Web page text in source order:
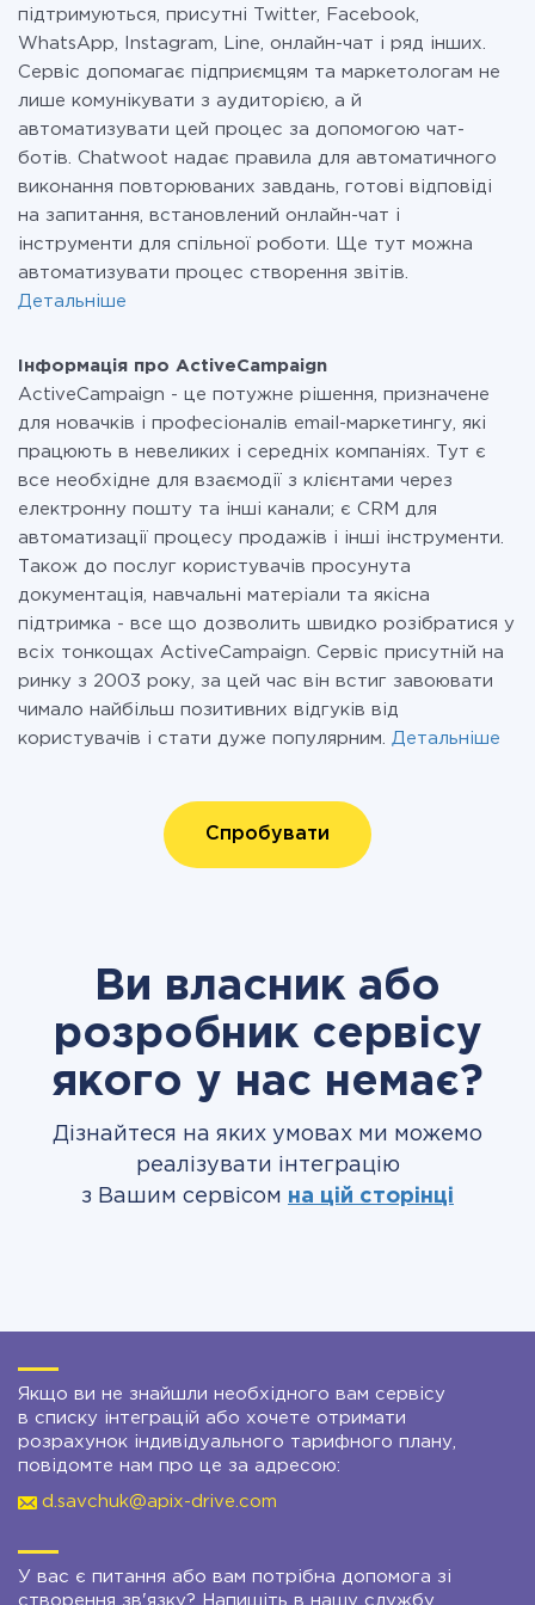
підтримуються, присутні Twitter, Facebook,
WhatsApp, Instagram, Line, онлайн-чат і ряд інших.
Сервіс допомагає підприємцям та маркетологам не
лише комунікувати з аудиторією, а й
автоматизувати цей процес за допомогою чат-
ботів. Chatwoot надає правила для автоматичного
виконання повторюваних завдань, готові відповіді
на запитання, встановлений онлайн-чат і
інструменти для спільної роботи. Ще тут можна
автоматизувати процес створення звітів.
Детальніше
Інформація про ActiveCampaign
ActiveCampaign - це потужне рішення, призначене
для новачків і професіоналів email-маркетингу, які
працюють в невеликих і середніх компаніях. Тут є
все необхідне для взаємодії з клієнтами через
електронну пошту та інші канали; є CRM для
автоматизації процесу продажів і інші інструменти.
Також до послуг користувачів просунута
документація, навчальні матеріали та якісна
підтримка - все що дозволить швидко розібратися у
всіх тонкощах ActiveCampaign. Сервіс присутній на
ринку з 2003 року, за цей час він встиг завоювати
чимало найбільш позитивних відгуків від
користувачів і стати дуже популярним. Детальніше
Спробувати
Ви власник або
розробник сервісу
якого у нас немає?
Дізнайтеся на яких умовах ми можемо
реалізувати інтеграцію
з Вашим сервісом на цій сторінці
Якщо ви не знайшли необхідного вам сервісу
в списку інтеграцій або хочете отримати
розрахунок індивідуального тарифного плану,
повідомте нам про це за адресою:
d.savchuk@apix-drive.com
У вас є питання або вам потрібна допомога зі
створення зв'язку? Напишіть в нашу службу